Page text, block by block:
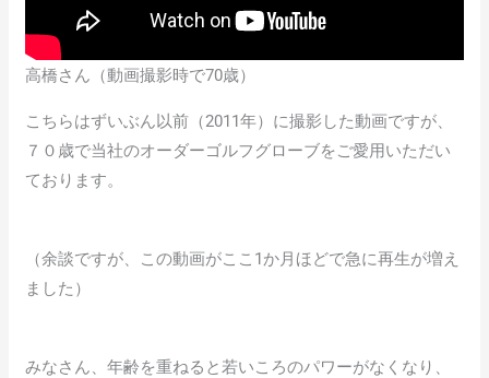
高橋さん（動画撮影時で70歳）
こちらはずいぶん以前（2011年）に撮影した動画ですが、
７０歳で当社のオーダーゴルフグローブをご愛用いただい
ております。
（余談ですが、この動画がここ1か月ほどで急に再生が増え
ました）
みなさん、年齢を重ねると若いころのパワーがなくなり、